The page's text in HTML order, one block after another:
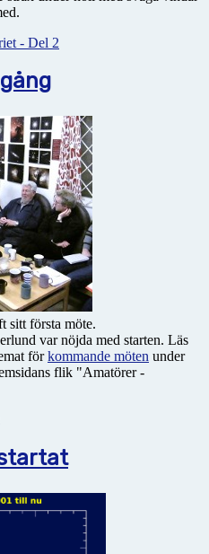
- Del 2
sitt första möte.
var nöjda med starten. Läs
förkommande möten under
flik "Amatörer -